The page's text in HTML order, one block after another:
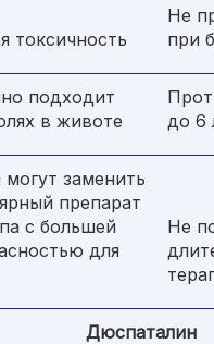
токсичность
Не
при
подходит
в животе
до 6
могут заменить
препарат
с большей
для
Не
Дюспаталин